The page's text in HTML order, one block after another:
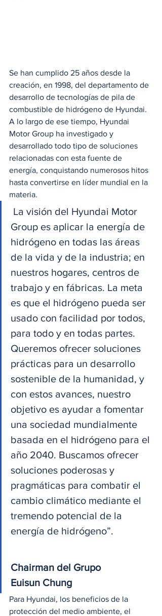
Se han cumplido 25 años desde la
creación, en 1998, del departamento de
desarrollo de tecnologías de pila de
combustible de hidrógeno de Hyundai.
A lo largo de ese tiempo, Hyundai
Motor Group ha investigado y
desarrollado todo tipo de soluciones
relacionadas con esta fuente de
energía, conquistando numerosos hitos
hasta convertirse en líder mundial en la
materia.
La visión del Hyundai Motor
Group es aplicar la energía de
hidrógeno en todas las áreas
de la vida y de la industria; en
nuestros hogares, centros de
trabajo y en fábricas. La meta
es que el hidrógeno pueda ser
usado con facilidad por todos,
para todo y en todas partes.
Queremos ofrecer soluciones
prácticas para un desarrollo
sostenible de la humanidad, y
con estos avances, nuestro
objetivo es ayudar a fomentar
una sociedad mundialmente
basada en el hidrógeno para el
año 2040. Buscamos ofrecer
soluciones poderosas y
pragmáticas para combatir el
cambio climático mediante el
tremendo potencial de la
energía de hidrógeno”.
Chairman del Grupo
Euisun Chung
Para Hyundai, los beneficios de la
protección del medio ambiente, el